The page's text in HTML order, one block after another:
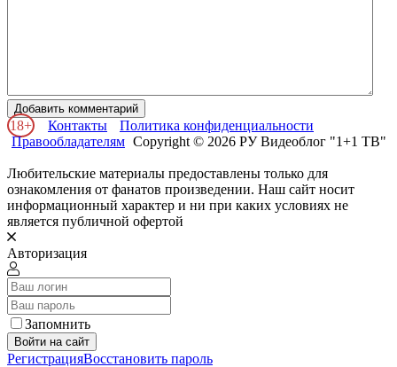
Добавить комментарий
18+ Контакты
Политика конфиденциальности
Правообладателям Copyright © 2026 РУ Видеоблог "1+1 ТВ"
Любительские материалы предоставлены только для
ознакомления от фанатов произведении. Наш сайт носит
информационный характер и ни при каких условиях не
является публичной офертой
Авторизация
Запомнить
Войти на сайт
РегистрацияВосстановить пароль